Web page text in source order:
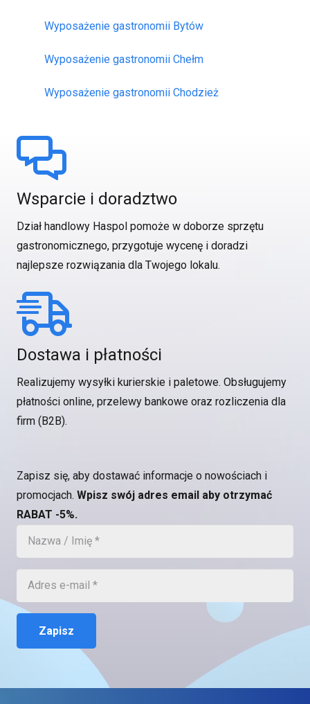
Wyposażenie gastronomii Bytów
Wyposażenie gastronomii Chełm
Wyposażenie gastronomii Chodzież
Wsparcie i doradztwo
Dział handlowy Haspol pomoże w doborze sprzętu
gastronomicznego, przygotuje wycenę i doradzi
najlepsze rozwiązania dla Twojego lokalu.
Dostawa i płatności
Realizujemy wysyłki kurierskie i paletowe. Obsługujemy
płatności online, przelewy bankowe oraz rozliczenia dla
firm (B2B).
Zapisz się, aby dostawać informacje o nowościach i
promocjach. Wpisz swój adres email aby otrzymać
RABAT -5%.
Zapisz